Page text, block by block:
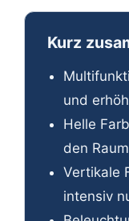
Kurz
und
Helle
den
Vertikale
intensiv